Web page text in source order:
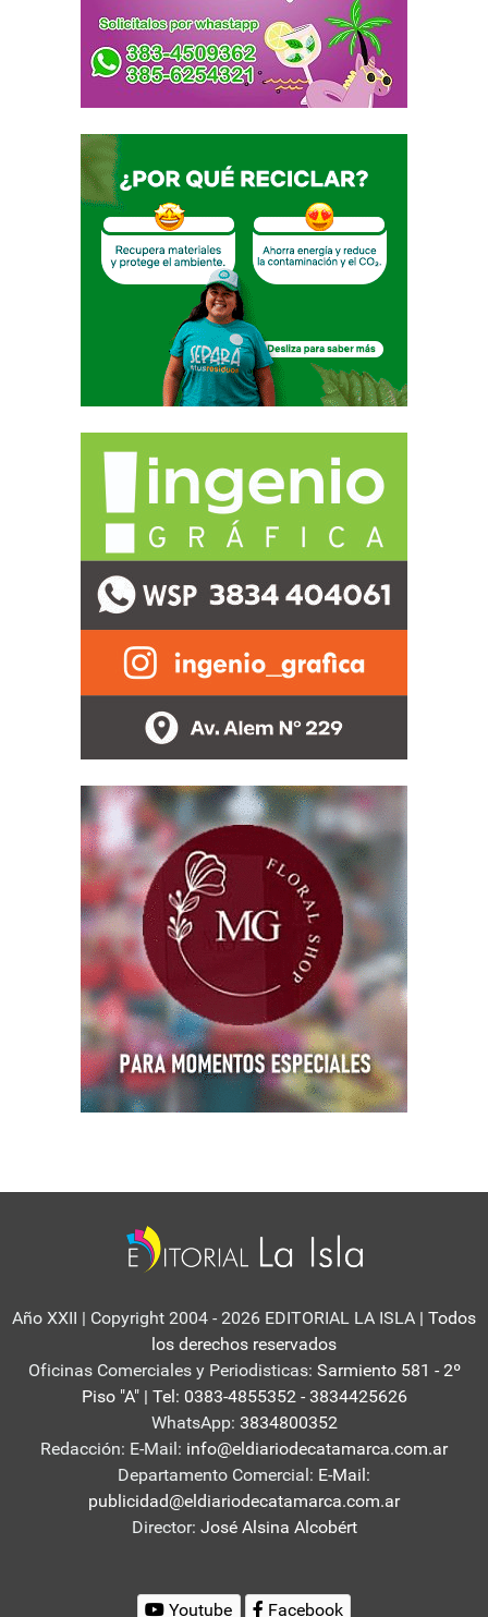
Año XXII | Copyright 2004 - 2026 EDITORIAL LA ISLA | Todos
los derechos reservados
Oficinas Comerciales y Periodisticas: Sarmiento 581 - 2º
Piso "A" | Tel: 0383-4855352 - 3834425626
WhatsApp: 3834800352
Redacción: E-Mail: info@eldiariodecatamarca.com.ar
Departamento Comercial: E-Mail:
publicidad@eldiariodecatamarca.com.ar
Director: José Alsina Alcobért
Youtube Facebook